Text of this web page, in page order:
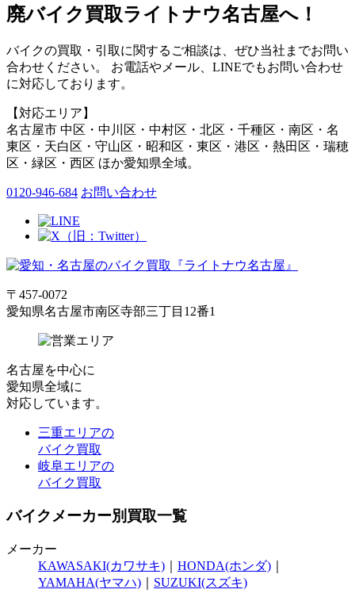
廃バイク買取ライトナウ名古屋へ！
バイクの買取・引取に関するご相談は、ぜひ当社までお問い
合わせください。 お電話やメール、LINEでもお問い合わせ
に対応しております。
【対応エリア】
名古屋市 中区・中川区・中村区・北区・千種区・南区・名
東区・天白区・守山区・昭和区・東区・港区・熱田区・瑞穂
区・緑区・西区 ほか愛知県全域。
0120-946-684 お問い合わせ
〒457-0072
愛知県名古屋市南区寺部三丁目12番1
名古屋を中心に
愛知県全域に
対応しています。
三重エリアの
バイク買取
岐阜エリアの
バイク買取
バイクメーカー別買取一覧
メーカー
KAWASAKI(カワサキ)
HONDA(ホンダ)
YAMAHA(ヤマハ)
SUZUKI(スズキ)